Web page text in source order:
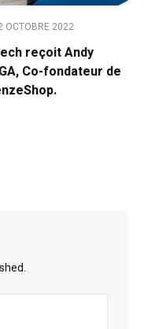
OCTOBRE 2022
reçoit Andy
Co-fondateur de